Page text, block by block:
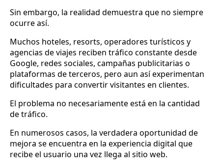
Sin embargo, la realidad demuestra que no siempre
ocurre así.
Muchos hoteles, resorts, operadores turísticos y
agencias de viajes reciben tráfico constante desde
Google, redes sociales, campañas publicitarias o
plataformas de terceros, pero aun así experimentan
dificultades para convertir visitantes en clientes.
El problema no necesariamente está en la cantidad
de tráfico.
En numerosos casos, la verdadera oportunidad de
mejora se encuentra en la experiencia digital que
recibe el usuario una vez llega al sitio web.